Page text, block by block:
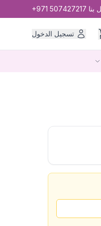
بنا +971 507427217
تسجيل الدخول